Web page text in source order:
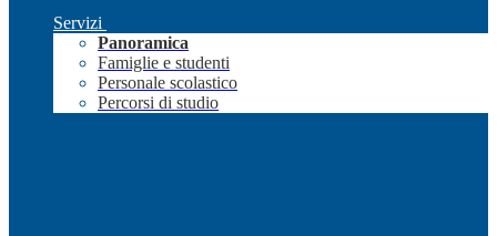
Servizi
Panoramica
Famiglie e studenti
Personale scolastico
Percorsi di studio